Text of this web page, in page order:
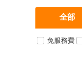
全部
免服務費